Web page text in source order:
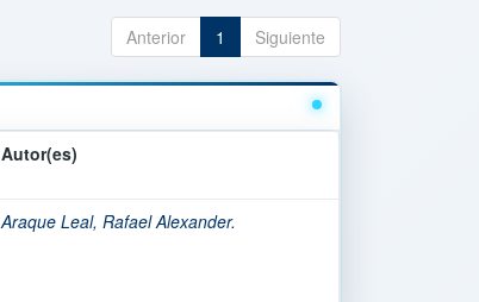
Anterior 1 Siguiente
Autor(es)
Araque Leal, Rafael Alexander.